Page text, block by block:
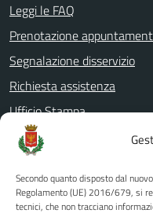
Secondo quanto disposto dal
Regolamento (UE) 2016/679, si
tecnici, che non tracciano
Leggi le FAQ
Prenotazione
Segnalazione disservizio
Richiesta assistenza
Ufficio Stampa
Amministrazione
Albo pretorio
Informativa privacy
Note legali